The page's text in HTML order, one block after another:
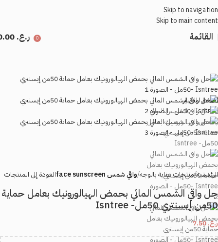
Skip to navigation
Skip to main content
القائمة 0 ر.ع.
اضغط للتكبير
الرئيسية منتجات عناية بالوجه واقي شمس face sunscreen العودة إلى المنتجات
جل واقي الشمس المائي بحمض الهيالورونيك بعامل حماية
50من إيسنتري 50مل- Isntree
ر.ع.7.50